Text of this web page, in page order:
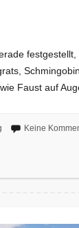
Faust auf
Keine